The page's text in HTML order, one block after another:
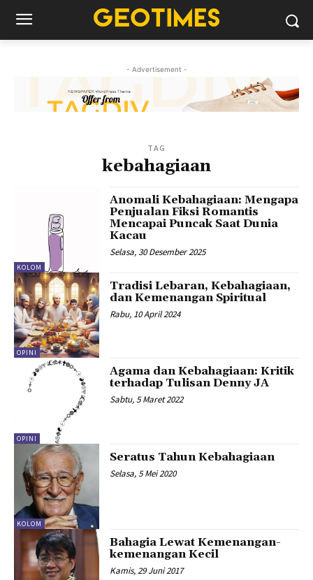
- Advertisement -
TAG
kebahagiaan
KOLOM
Anomali Kebahagiaan: Mengapa
Penjualan Fiksi Romantis
Mencapai Puncak Saat Dunia
Kacau
Selasa, 30 Desember 2025
OPINI
Tradisi Lebaran, Kebahagiaan,
dan Kemenangan Spiritual
Rabu, 10 April 2024
OPINI
Agama dan Kebahagiaan: Kritik
terhadap Tulisan Denny JA
Sabtu, 5 Maret 2022
KOLOM
Seratus Tahun Kebahagiaan
Selasa, 5 Mei 2020
Bahagia Lewat Kemenangan-
kemenangan Kecil
Kamis, 29 Juni 2017